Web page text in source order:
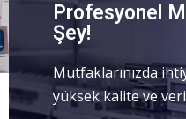
Profesyonel
Şey!
Mutfaklarınızda
yüksek kalite ve